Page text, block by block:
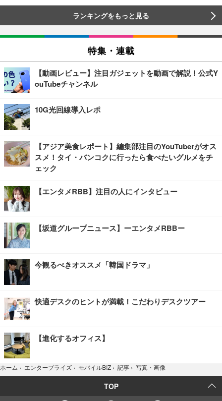
ランキングをもっと見る
特集・連載
【動画レビュー】注目ガジェットを動画で解説！公式Y
ouTubeチャンネル
10G光回線導入レポ
【アジア美食レポート】編集部注目のYouTuberがオス
スメ！タイ・バンコクに行ったら食べたいグルメをチ
ェック
【エンタメRBB】注目の人にインタビュー
【坂道グループニュース】ーエンタメRBBー
今観るべきオススメ「韓国ドラマ」
快適デスクのヒントが満載！こだわりデスクツアー
【進化するオフィス】
ホーム › エンタープライズ › モバイルBIZ › 記事 › 写真・画像
TOP